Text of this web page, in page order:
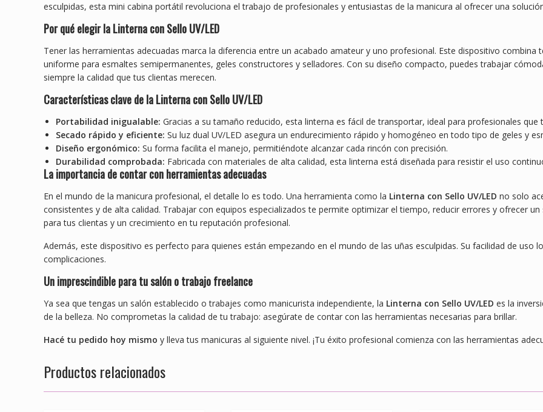
esculpidas, esta mini cabina portátil revoluciona el trabajo de profesionales y entusiastas de la manicura al ofrecer una
Por qué elegir la Linterna con Sello UV/LED
Tener las herramientas adecuadas marca la diferencia entre un acabado amateur y uno profesional. Este dispositivo
uniforme para esmaltes semipermanentes, geles constructores y selladores. Con su diseño compacto, puedes trabajar
siempre la calidad que tus clientas merecen.
Características clave de la Linterna con Sello UV/LED
Portabilidad inigualable: Gracias a su tamaño reducido, esta linterna es fácil de transportar, ideal para profesionales
Secado rápido y eficiente: Su luz dual UV/LED asegura un endurecimiento rápido y homogéneo en todo tipo de geles y
Diseño ergonómico: Su forma facilita el manejo, permitiéndote alcanzar cada rincón con precisión.
Durabilidad comprobada: Fabricada con materiales de alta calidad, esta linterna está diseñada para resistir el uso
La importancia de contar con herramientas adecuadas
En el mundo de la manicura profesional, el detalle lo es todo. Una herramienta como la Linterna con Sello UV/LED no solo
consistentes y de alta calidad. Trabajar con equipos especializados te permite optimizar el tiempo, reducir errores y ofrecer
para tus clientas y un crecimiento en tu reputación profesional.
Además, este dispositivo es perfecto para quienes están empezando en el mundo de las uñas esculpidas. Su facilidad de uso
complicaciones.
Un imprescindible para tu salón o trabajo freelance
Ya sea que tengas un salón establecido o trabajes como manicurista independiente, la Linterna con Sello UV/LED es la
de la belleza. No comprometas la calidad de tu trabajo: asegúrate de contar con las herramientas necesarias para brillar.
Hacé tu pedido hoy mismo y lleva tus manicuras al siguiente nivel. ¡Tu éxito profesional comienza con las herramientas
Productos relacionados